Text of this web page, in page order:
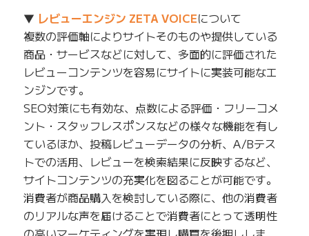
▼ レビューエンジン ZETA VOICEについて
複数の評価軸によりサイトそのものや提供している
商品・サービスなどに対して、多面的に評価された
レビューコンテンツを容易にサイトに実装可能なエ
ンジンです。
SEO対策にも有効な、点数による評価・フリーコメ
ント・スタッフレスポンスなどの様々な機能を有し
ているほか、投稿レビューデータの分析、A/Bテス
トでの活用、レビューを検索結果に反映するなど、
サイトコンテンツの充実化を図ることが可能です。
消費者が商品購入を検討している際に、他の消費者
のリアルな声を届けることで消費者にとって透明性